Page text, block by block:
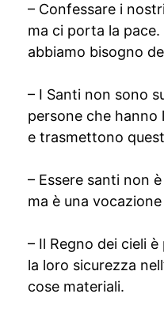
– Confessare i
ma ci porta la
abbiamo bisogno
– I Santi non sono
persone che hanno
e trasmettono
– Essere santi non
ma è una
– Il Regno dei cieli
la loro sicurezza
cose materiali.